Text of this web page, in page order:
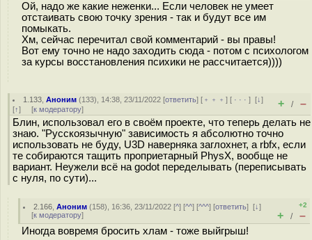
Ой, надо же какие неженки... Если человек не умеет
отстаивать свою точку зрения - так и будут все им
помыкать.
Хм, сейчас перечитал свой комментарий - вы правы!
Вот ему точно не надо заходить сюда - потом с психологом
за курсы восстановления психики не рассчитается))))
1.133 ,Аноним (133), 14:38, 23/11/2022 [ответить] [ ﹢﹢﹢] [ · · ·][↓]
[↑] [к модератору] + / –
Блин, использовал его в своём проекте, что теперь делать не
знаю. "Русскоязычную" зависимость я абсолютно точно
использовать не буду, U3D наверняка заглохнет, а rbfx, если
те собираются тащить проприетарный PhysX, вообще не
вариант. Неужели всё на godot переделывать (переписывать
с нуля, по сути)...
2.166 ,Аноним (158), 16:36, 23/11/2022 [^] [^^] [^^^] [ответить][↓]
[к модератору]
+2
+ / –
Иногда вовремя бросить хлам - тоже выйгрыш!